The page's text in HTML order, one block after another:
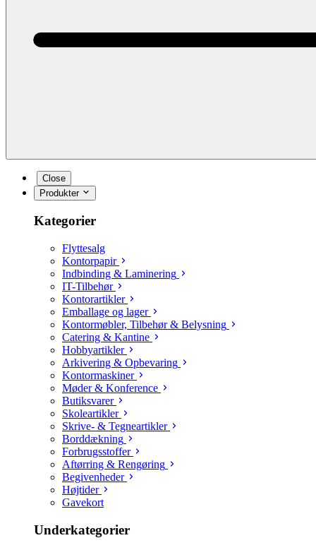
Close
Produkter
Kategorier
Flyttesalg
Kontorpapir
Indbinding & Laminering
IT-Tilbehør
Kontorartikler
Emballage og lager
Kontormøbler, Tilbehør & Belysning
Catering & Kantine
Hobbyartikler
Arkivering & Opbevaring
Kontormaskiner
Møder & Konference
Butiksvarer
Skoleartikler
Skrive- & Tegneartikler
Borddækning
Forbrugsstoffer
Aftørring & Rengøring
Begivenheder
Højtider
Gavekort
Underkategorier